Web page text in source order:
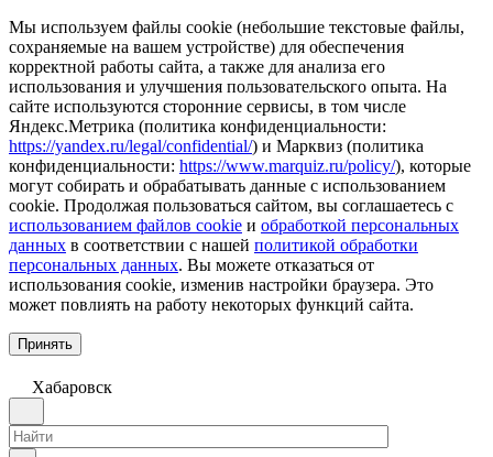
Мы используем файлы cookie (небольшие текстовые файлы,
сохраняемые на вашем устройстве) для обеспечения
корректной работы сайта, а также для анализа его
использования и улучшения пользовательского опыта. На
сайте используются сторонние сервисы, в том числе
Яндекс.Метрика (политика конфиденциальности:
https://yandex.ru/legal/confidential/) и Марквиз (политика
конфиденциальности: https://www.marquiz.ru/policy/), которые
могут собирать и обрабатывать данные с использованием
cookie. Продолжая пользоваться сайтом, вы соглашаетесь с
использованием файлов cookie и обработкой персональных
данных в соответствии с нашей политикой обработки
персональных данных. Вы можете отказаться от
использования cookie, изменив настройки браузера. Это
может повлиять на работу некоторых функций сайта.
Принять
Хабаровск